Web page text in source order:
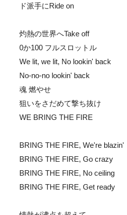
ド派手にRide on
灼熱の世界へTake off
0か100 フルスロットル
We lit, we lit, No lookin' back
No-no-no lookin' back
魂 燃やせ
狙いをさだめて撃ち抜け
WE BRING THE FIRE
BRING THE FIRE, We're blazin'
BRING THE FIRE, Go crazy
BRING THE FIRE, No ceiling
BRING THE FIRE, Get ready